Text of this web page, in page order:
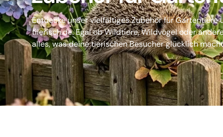
Entdecke unser vielfältiges Zubehör für
tiierisch.de. Egal ob Wildtiere, Wildvögel oder
alles, was deine tierischen Besucher glücklich